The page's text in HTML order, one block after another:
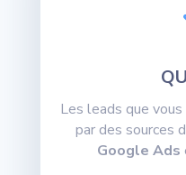
Les leads que
par des sources
Google Ads